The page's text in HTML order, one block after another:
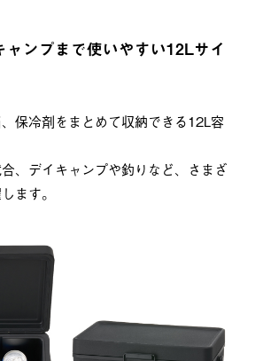
ャンプまで使いやすい12Lサイ
保冷剤をまとめて収納できる12L容
、デイキャンプや釣りなど、さまざ
ます。